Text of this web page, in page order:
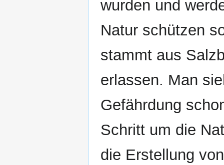
wurden und
Natur schützen
stammt aus
erlassen. Man
Gefährdung
Schritt um die
die Erstellung